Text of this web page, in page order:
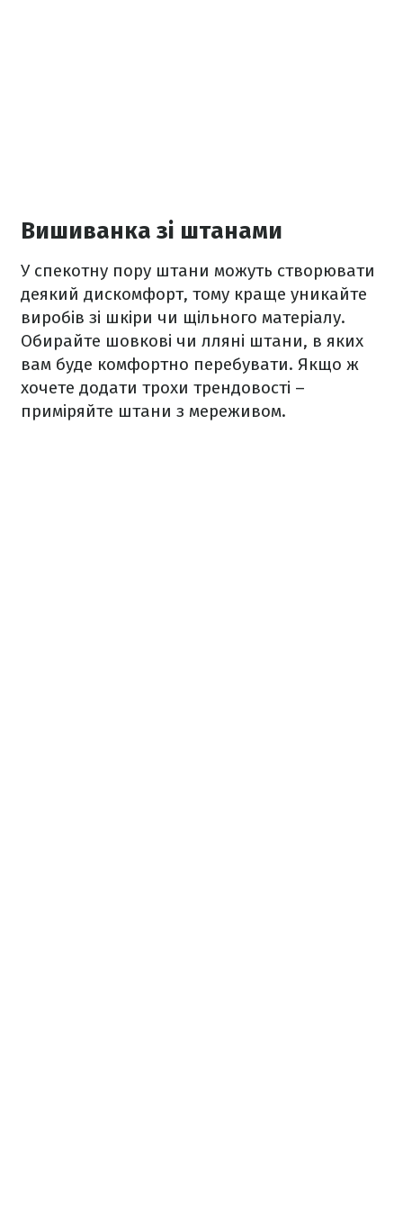
Вишиванка зі штанами
У спекотну пору штани можуть створювати
деякий дискомфорт, тому краще уникайте
виробів зі шкіри чи щільного матеріалу.
Обирайте шовкові чи лляні штани, в яких
вам буде комфортно перебувати. Якщо ж
хочете додати трохи трендовості –
приміряйте штани з мереживом.